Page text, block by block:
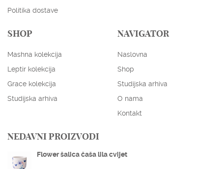
Politika dostave
SHOP
Mashna kolekcija
Leptir kolekcija
Grace kolekcija
Studijska arhiva
NAVIGATOR
Naslovna
Shop
Studijska arhiva
O nama
Kontakt
NEDAVNI PROIZVODI
Flower šalica čaša lila cvijet